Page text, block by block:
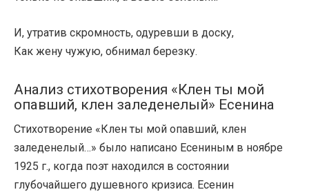
И, утратив скромность, одуревши в доску,
Как жену чужую, обнимал березку.
Анализ стихотворения «Клен ты мой
опавший, клен заледенелый» Есенина
Стихотворение «Клен ты мой опавший, клен
заледенелый…» было написано Есениным в ноябре
1925 г., когда поэт находился в состоянии
глубочайшего душевного кризиса. Есенин